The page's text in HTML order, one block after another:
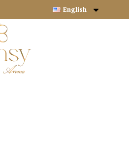
English